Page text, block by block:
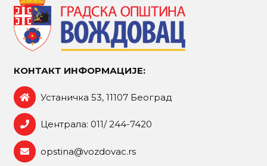
КОНТАКТ ИНФОРМАЦИЈЕ:
Устаничка 53, 11107 Београд
Централа: 011/ 244-7420
opstina@vozdovac.rs